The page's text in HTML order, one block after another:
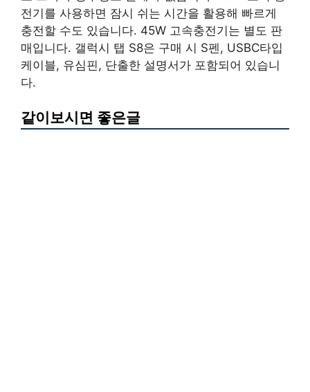
전기를 사용하면 잠시 쉬는 시간을 활용해 빠르게
충전할 수도 있습니다. 45W 고속충전기는 별도 판
매입니다. 갤럭시 탭 S8은 구매 시 S펜, USBC타입
케이블, 유심핀, 단출한 설명서가 포함되어 있습니
다.
같이보시면 좋은글